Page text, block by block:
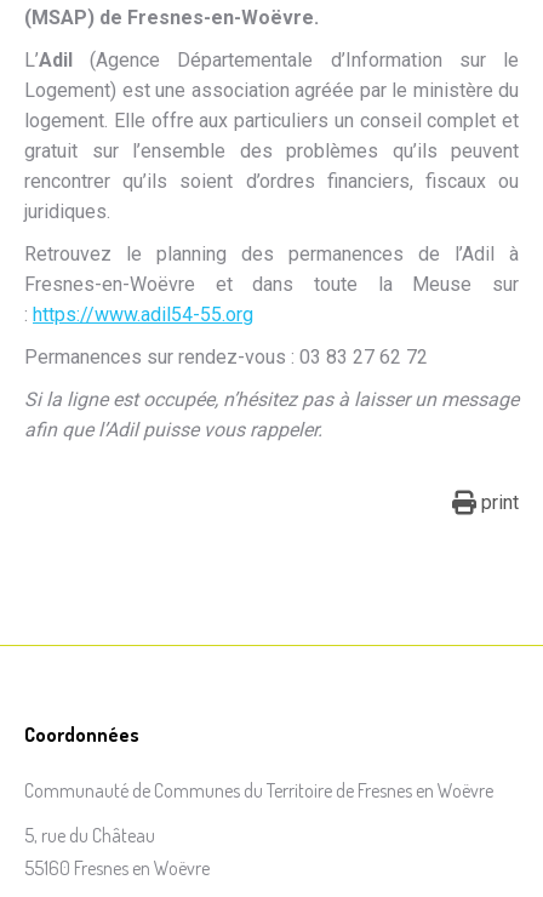
(MSAP) de Fresnes-en-Woëvre.
L’Adil (Agence Départementale d’Information sur le
Logement) est une association agréée par le ministère du
logement. Elle offre aux particuliers un conseil complet et
gratuit sur l’ensemble des problèmes qu’ils peuvent
rencontrer qu’ils soient d’ordres financiers, fiscaux ou
juridiques.
Retrouvez le planning des permanences de l’Adil à
Fresnes-en-Woëvre et dans toute la Meuse sur
: https://www.adil54-55.org
Permanences sur rendez-vous : 03 83 27 62 72
Si la ligne est occupée, n’hésitez pas à laisser un message
afin que l’Adil puisse vous rappeler.
print
Coordonnées
Communauté de Communes du Territoire de Fresnes en Woëvre
5, rue du Château
55160 Fresnes en Woëvre